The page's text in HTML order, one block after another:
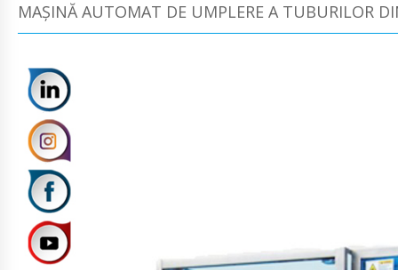
MAȘINĂ AUTOMAT DE UMPLERE A TUBURILOR